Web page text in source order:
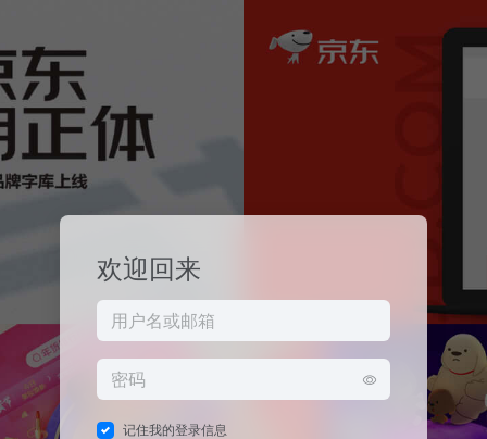
欢迎回来
记住我的登录信息